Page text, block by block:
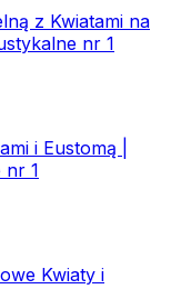
z Kwiatami na
nr 1
i Eustomą |
nr 1
Kwiaty i